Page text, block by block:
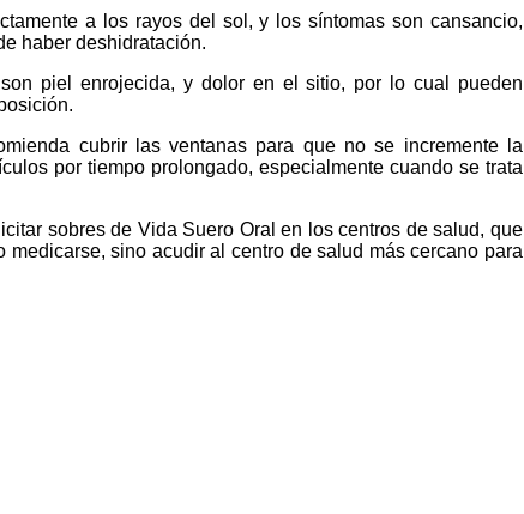
a los rayos del sol, y los síntomas son cansancio,
haber deshidratación.
piel enrojecida, y dolor en el sitio, por lo cual pueden
cubrir las ventanas para que no se incremente la
por tiempo prolongado, especialmente cuando se trata
sobres de Vida Suero Oral en los centros de salud, que
sino acudir al centro de salud más cercano para